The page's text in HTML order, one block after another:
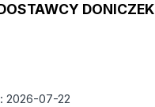
DONICZEK
2026-07-22